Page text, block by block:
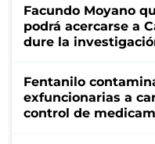
Facundo Moyano
podrá acercarse a
dure la
Fentanilo
exfuncionarias a
control de